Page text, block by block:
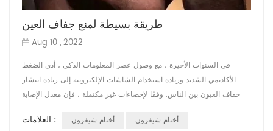
طريقة بسيطة لمنع جفاف العين
Aug 10 , 2022
في السنوات الأخيرة ، مع وصول عصر المعلومات الذكي ، أدى الضغط
الأكاديمي الشديد وزيادة استخدام الشاشات الإلكترونية إلى زيادة انتشار
جفاف العيون بين الناس. وفقًا لإحصاءات غير مكتملة ، فإن معدل الإصابة
في الصين حوالي 21٪ - 30٪. بناءً على هذا الحساب ، يبلغ عدد مرضى جفاف
العلامات : أختام شيفرون
أختام شيفرون